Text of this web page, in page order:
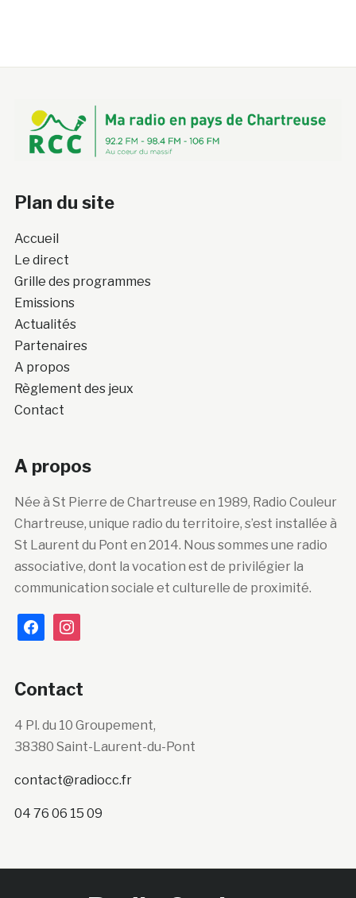
Plan du site
Accueil
Le direct
Grille des programmes
Emissions
Actualités
Partenaires
A propos
Règlement des jeux
Contact
A propos
Née à St Pierre de Chartreuse en 1989, Radio Couleur
Chartreuse, unique radio du territoire, s’est installée à
St Laurent du Pont en 2014. Nous sommes une radio
associative, dont la vocation est de privilégier la
communication sociale et culturelle de proximité.
facebookinstagram
Contact
4 Pl. du 10 Groupement,
38380 Saint-Laurent-du-Pont
contact@radiocc.fr
04 76 06 15 09